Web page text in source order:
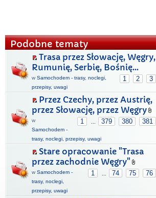
Podobne tematy
Trasa przez Słowację, Węgry,
Rumunię, Serbię, Bośnię...
1 2 3
w Samochodem - trasy, noclegi,
przepisy, uwagi
Przez Czechy, przez Austrię,
przez Słowację, przez Węgry
1 ... 379 380 381
w
Samochodem -
trasy, noclegi, przepisy, uwagi
Stare opracowanie "Trasa
przez zachodnie Węgry"
1 ... 74 75 76
w Samochodem -
trasy, noclegi,
przepisy, uwagi